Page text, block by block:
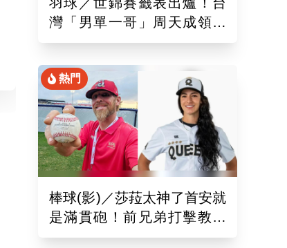
灣「男單一哥」周天成領軍
率15組台將遠赴印度拚戰
熱門
棒球(影)／莎菈太神了首安就
是滿貫砲！前兄弟打擊教練
締造美國女子職棒聯盟紀錄